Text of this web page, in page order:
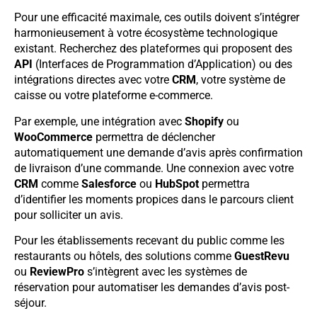
Pour une efficacité maximale, ces outils doivent s’intégrer
harmonieusement à votre écosystème technologique
existant. Recherchez des plateformes qui proposent des
API (Interfaces de Programmation d’Application) ou des
intégrations directes avec votre CRM , votre système de
caisse ou votre plateforme e-commerce.
Par exemple, une intégration avec Shopify ou
WooCommerce permettra de déclencher
automatiquement une demande d’avis après confirmation
de livraison d’une commande. Une connexion avec votre
CRM comme Salesforce ou HubSpot permettra
d’identifier les moments propices dans le parcours client
pour solliciter un avis.
Pour les établissements recevant du public comme les
restaurants ou hôtels, des solutions comme GuestRevu
ou ReviewPro s’intègrent avec les systèmes de
réservation pour automatiser les demandes d’avis post-
séjour.